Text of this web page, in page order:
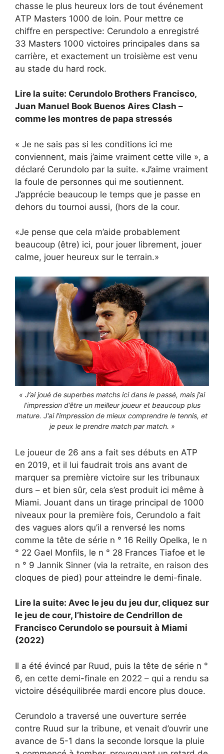
chasse le plus heureux lors de tout événement
ATP Masters 1000 de loin. Pour mettre ce
chiffre en perspective: Cerundolo a enregistré
33 Masters 1000 victoires principales dans sa
carrière, et exactement un troisième est venu
au stade du hard rock.
Lire la suite: Cerundolo Brothers Francisco,
Juan Manuel Book Buenos Aires Clash –
comme les montres de papa stressés
« Je ne sais pas si les conditions ici me
conviennent, mais j’aime vraiment cette ville », a
déclaré Cerundolo par la suite. «J’aime vraiment
la foule de personnes qui me soutiennent.
J’apprécie beaucoup le temps que je passe en
dehors du tournoi aussi, (hors de la cour.
«Je pense que cela m’aide probablement
beaucoup (être) ici, pour jouer librement, jouer
calme, jouer heureux sur le terrain.»
« J’ai joué de superbes matchs ici dans le passé, mais j’ai
l’impression d’être un meilleur joueur et beaucoup plus
mature. J’ai l’impression de mieux comprendre le tennis, et
je peux le prendre match par match. »
Le joueur de 26 ans a fait ses débuts en ATP
en 2019, et il lui faudrait trois ans avant de
marquer sa première victoire sur les tribunaux
durs – et bien sûr, cela s’est produit ici même à
Miami. Jouant dans un tirage principal de 1000
niveaux pour la première fois, Cerundolo a fait
des vagues alors qu’il a renversé les noms
comme la tête de série n ° 16 Reilly Opelka, le n
° 22 Gael Monfils, le n ° 28 Frances Tiafoe et le
n ° 9 Jannik Sinner (via la retraite, en raison des
cloques de pied) pour atteindre le demi-finale.
Lire la suite: Avec le jeu du jeu dur, cliquez sur
le jeu de cour, l’histoire de Cendrillon de
Francisco Cerundolo se poursuit à Miami
(2022)
Il a été évincé par Ruud, puis la tête de série n °
6, en cette demi-finale en 2022 – qui a rendu sa
victoire déséquilibrée mardi encore plus douce.
Cerundolo a traversé une ouverture serrée
contre Ruud sur la tribune, et venait d’ouvrir une
avance de 5-1 dans la seconde lorsque la pluie